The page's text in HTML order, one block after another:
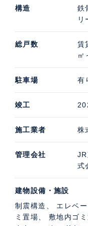
構造
鉄
リ
総戸数
賃
㎡
駐車場 有
竣工
施工業者 株
管理会社
式
建物設備・施設
制震構造、 エレベ
ミ置場、 敷地内ゴ